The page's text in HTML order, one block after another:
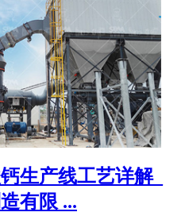
生产线工艺详解_
有限 ...